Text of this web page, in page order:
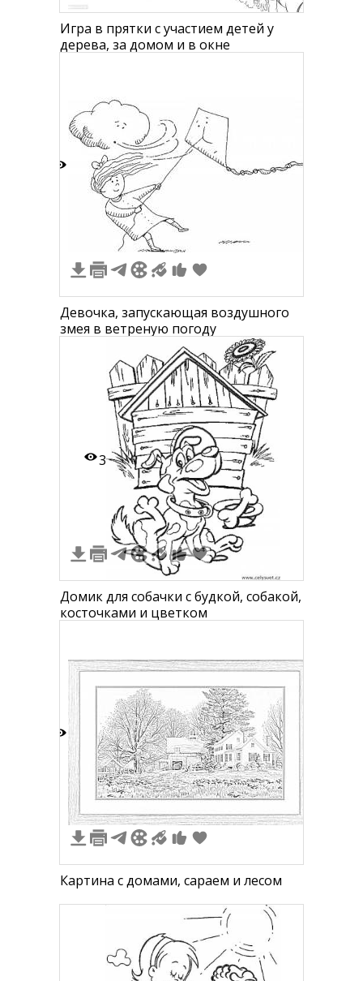
Игра в прятки с участием детей у
дерева, за домом и в окне
Девочка, запускающая воздушного
змея в ветреную погоду
3
Домик для собачки с будкой, собакой,
косточками и цветком
Картина с домами, сараем и лесом